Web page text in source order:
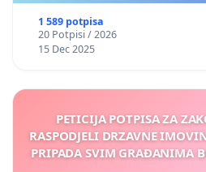
1 589 potpisa
20 Potpisi / 2026
15 Dec 2025
PETICIJA POTPISA ZA
RASPODJELI DRZAVNE
PRIPADA SVIM GRAĐANIMA